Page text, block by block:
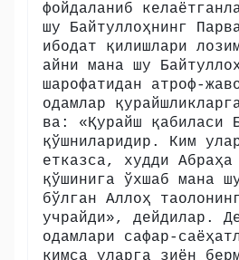
фойдаланиб
шу Байтуллоҳнинг
ибодат қилишлари
айни мана шу
шарофатидан атроф-
одамлар
ва: «Қурайш қабиласи
қўшниларидир. Ким
етказса, худди
қўшинига ўхшаб мана
бўлган Аллоҳ
учрайди», дейдилар.
одамлари сафар-
кимса уларга зиён